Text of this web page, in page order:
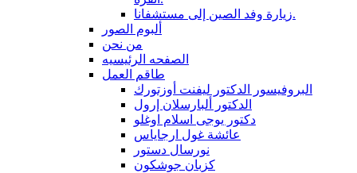
زيارة وفد الصين إلى مستشفانا.
ألبوم الصور
من نحن
الصفحه الرئيسيه
طاقم العمل
البروفيسور الدكتور ليفنت أوزتورك
الدكتور ألبارسلان إرول
دكتور يوجى اسلام اوغلو
عائشة غول ارجاياس
نورسال دستور
كزبان جوشكون